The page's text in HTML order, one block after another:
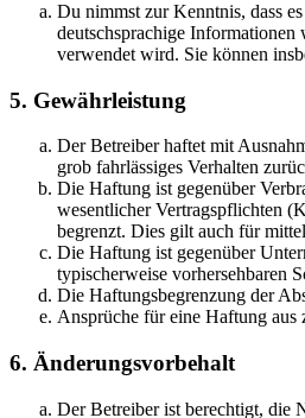
Du nimmst zur Kenntnis, dass
deutschsprachige
verwendet wird. Sie können
5. Gewährleistung
Der Betreiber haftet mit
grob fahrlässiges Verhalten
Die Haftung ist gegenüber
wesentlicher Vertragspflichten
begrenzt. Dies gilt auch für
Die Haftung ist gegenüber
typischerweise vorhersehbaren
Die Haftungsbegrenzung der
Ansprüche für eine Haftung aus
6. Änderungsvorbehalt
Der Betreiber ist berechtigt, die